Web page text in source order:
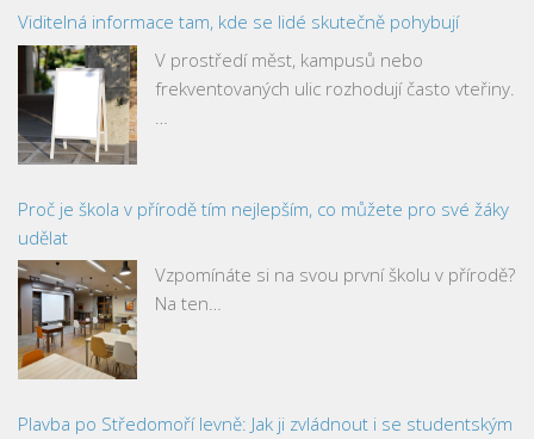
Viditelná informace tam, kde se lidé skutečně pohybují
V prostředí měst, kampusů nebo
frekventovaných ulic rozhodují často vteřiny.
Proč je škola v přírodě tím nejlepším, co můžete pro své žáky
udělat
Vzpomínáte si na svou první školu v přírodě?
Na ten…
Plavba po Středomoří levně: Jak ji zvládnout i se studentským